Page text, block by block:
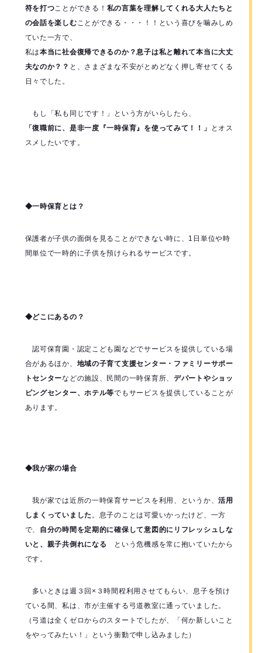
符を打つことができる！ 私の言葉を理解してくれる大人たちと
の会話を楽しむことができる・・・！！ という喜びを噛みしめ
ていた一方で、
私は本当に社会復帰できるのか？息子は私と離れて本当に大丈
夫なのか？？ と、さまざまな不安がとめどなく押し寄せてくる
日々でした。
もし「私も同じです！」という方がいらしたら、
「復職前に、是非一度『一時保育』を使ってみて！！」
とオス
スメしたいです。
◆一時保育とは？
保護者が子供の面倒を見ることができない時に、1日単位や時
間単位で一時的に子供を預けられるサービスです。
◆どこにあるの？
認可保育園・認定こども園などでサービスを提供している場
合があるほか、 地域の子育て支援センター・ファミリーサポー
トセンターなどの施設、民間の一時保育所、 デパートやショッ
ピングセンター、ホテル等でもサービスを提供していることが
あります。
◆我が家の場合
我が家では近所の一時保育サービスを利用、というか、活用
しまくっていました 。息子のことは可愛いかったけど、一方
で、 自分の時間を定期的に確保して意図的にリフレッシュしな
いと、親子共倒れになる
という危機感を常に抱いていたから
です。
多いときは週３回×３時間程利用させてもらい、息子を預け
ている間、私は、市が主催する弓道教室に通っていました。
（弓道は全くゼロからのスタートでしたが、「何か新しいこと
をやってみたい！」という衝動で申し込みました）